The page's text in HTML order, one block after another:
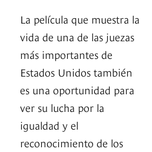
La película que muestra la
vida de una de las juezas
más importantes de
Estados Unidos también
es una oportunidad para
ver su lucha por la
igualdad y el
reconocimiento de los